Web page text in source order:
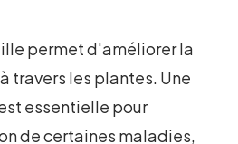
permet d'améliorer la
travers les plantes. Une
essentielle pour
de certaines maladies,